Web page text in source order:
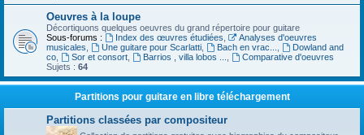
Oeuvres à la loupe
Décortiquons quelques oeuvres du grand répertoire pour guitare
Sous-forums :
Index des œuvres étudiées
Analyses d'oeuvres
musicales
Une guitare pour Scarlatti, Bach en vrac...
Dowland and
co
Sor et consort, Barrios , villa lobos ...
Comparative d'oeuvres
Sujets : 64
Partitions pour guitare en libre téléchargement
Partitions classées par compositeur